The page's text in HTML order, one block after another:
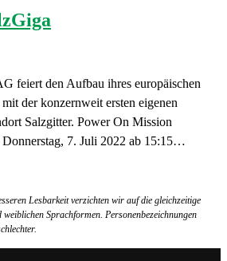
feiert den Aufbau ihres europäischen
der konzernweit ersten eigenen
Salzgitter. Power On Mission
7. Juli 2022 ab 15:15…
Lesbarkeit verzichten wir auf die gleichzeitige
Sprachformen. Personenbezeichnungen